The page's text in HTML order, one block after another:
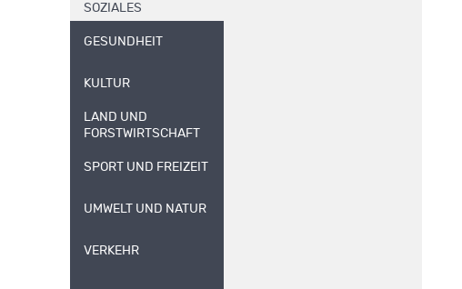
SOZIALES
GESUNDHEIT
KULTUR
LAND UND
FORSTWIRTSCHAFT
SPORT UND FREIZEIT
UMWELT UND NATUR
VERKEHR